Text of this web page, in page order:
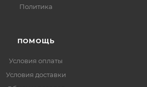
Политика
ПОМОЩЬ
Условия оплаты
Условия доставки